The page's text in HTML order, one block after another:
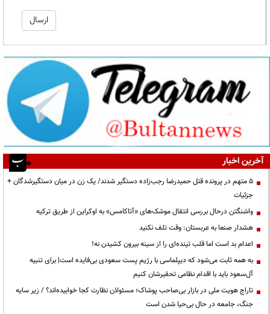
آخرین اخبار
۵ متهم در پرونده قتل حمیدرضا رجب‌زاده دستگیر شدند/ یک زن در میان دستگیرشدگان +
جزئیات
واشنگتن درحال بررسی انتقال موشک‌های «آتاکامس» به اوکراین از طریق ترکیه
هشدار صنعا به عربستان: وقت تلف نکنید
اعدام بد است اما قلب تپنده‌ای را از سینه بیرون کشیدن نه!
به همه ثابت می‌شود که دیپلماسی با رژیم پست سعودی بی‌فایده است| برای تنبیه
آل‌سعود باید با اقدام نظامی تحقیرشان کنیم
تاراج هویت ملی در بازار بی‌صاحب پوشاک؛ مسئولان نظارت کجا خوابیده‌اند؟ / زیر سایه
جنگ، جامعه در حال بی‌حیا شدن است